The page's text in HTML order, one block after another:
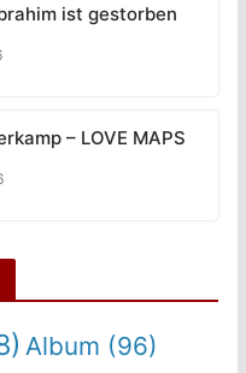
ist gestorben
– LOVE MAPS
Album (96)